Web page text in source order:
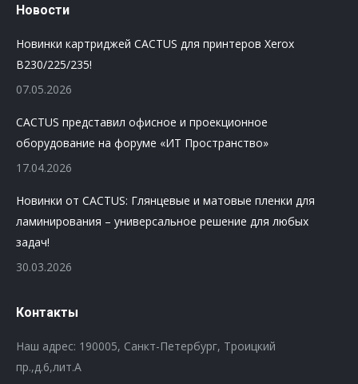
Новости
Новинки картриджей CACTUS для принтеров Xerox
B230/225/235!
07.05.2026
CACTUS представил офисное и проекционное
оборудование на форуме «ИТ Пространство»
17.04.2026
Новинки от CACTUS: Глянцевые и матовые пленки для
ламинирования – универсальное решение для любых
задач!
30.03.2026
Контакты
Наш адрес: 190005, Санкт-Петербург, Троицкий
пр.,д.6,лит.А